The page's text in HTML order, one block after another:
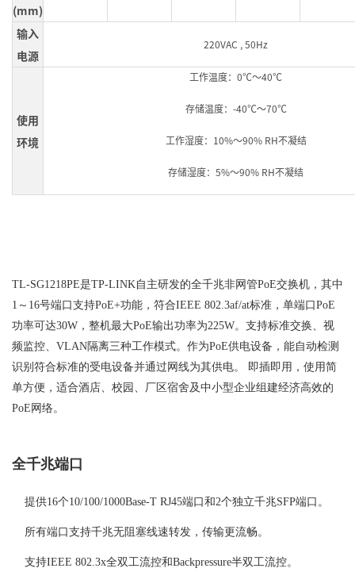
(mm)
输入
电源
220VAC , 50Hz
使用
环境
工作温度：0℃～40℃
存储温度：-40℃～70℃
工作湿度：10%～90% RH不凝结
存储湿度：5%～90% RH不凝结
TL-SG1218PE是TP-LINK自主研发的全千兆非网管PoE交换机，其中
1～16号端口支持PoE+功能，符合IEEE 802.3af/at标准，单端口PoE
功率可达30W，整机最大PoE输出功率为225W。支持标准交换、视
频监控、VLAN隔离三种工作模式。作为PoE供电设备，能自动检测
识别符合标准的受电设备并通过网线为其供电。 即插即用，使用简
单方便，适合酒店、校园、厂区宿舍及中小型企业组建经济高效的
PoE网络。
全千兆端口
提供16个10/100/1000Base-T RJ45端口和2个独立千兆SFP端口。
所有端口支持千兆无阻塞线速转发，传输更流畅。
支持IEEE 802.3x全双工流控和Backpressure半双工流控。